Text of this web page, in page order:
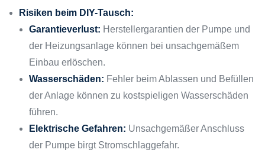
Risiken beim DIY-Tausch:
Garantieverlust: Herstellergarantien der Pumpe und
der Heizungsanlage können bei unsachgemäßem
Einbau erlöschen.
Wasserschäden: Fehler beim Ablassen und Befüllen
der Anlage können zu kostspieligen Wasserschäden
führen.
Elektrische Gefahren: Unsachgemäßer Anschluss
der Pumpe birgt Stromschlaggefahr.